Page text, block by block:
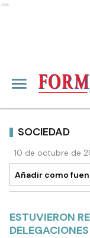
Ads
SOCIEDAD
10 de octubre de
Añadir como
ESTUVIERON